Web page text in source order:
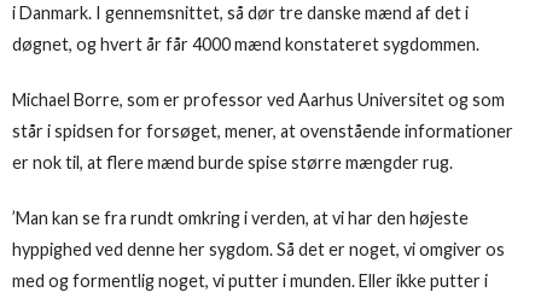
i Danmark. I gennemsnittet, så dør tre danske mænd af det i
døgnet, og hvert år får 4000 mænd konstateret sygdommen.
Michael Borre, som er professor ved Aarhus Universitet og som
står i spidsen for forsøget, mener, at ovenstående informationer
er nok til, at flere mænd burde spise større mængder rug.
’Man kan se fra rundt omkring i verden, at vi har den højeste
hyppighed ved denne her sygdom. Så det er noget, vi omgiver os
med og formentlig noget, vi putter i munden. Eller ikke putter i